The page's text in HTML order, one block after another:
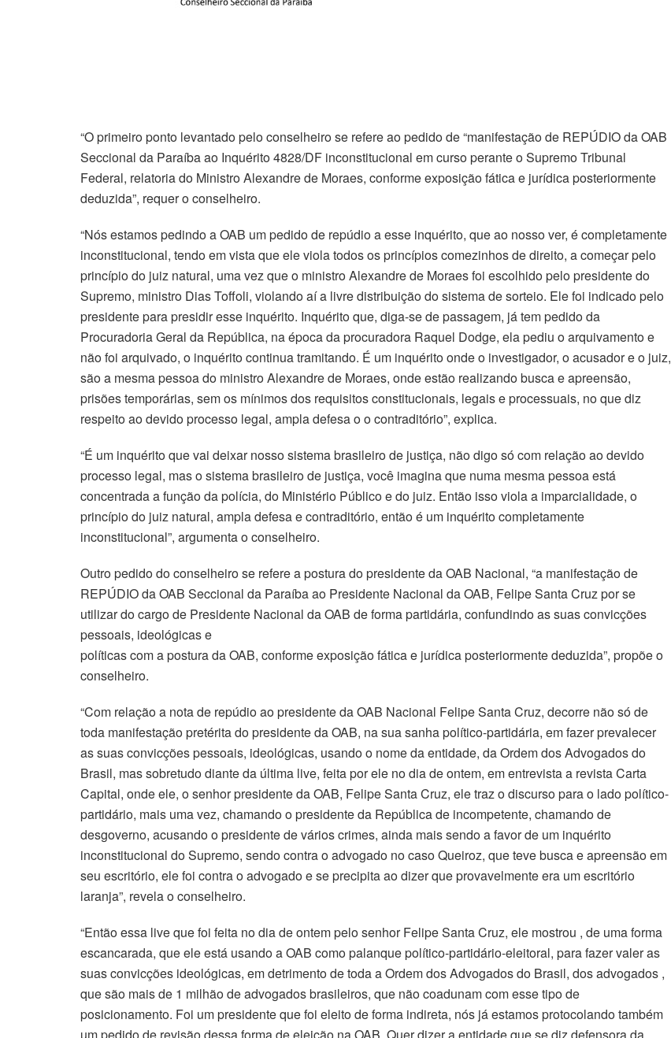
“O primeiro ponto levantado pelo conselheiro se refere ao pedido de “manifestação de REPÚDIO da OAB
Seccional da Paraíba ao Inquérito 4828/DF inconstitucional em curso perante o Supremo Tribunal
Federal, relatoria do Ministro Alexandre de Moraes, conforme exposição fática e jurídica posteriormente
deduzida”, requer o conselheiro.
“Nós estamos pedindo a OAB um pedido de repúdio a esse inquérito, que ao nosso ver, é completamente
inconstitucional, tendo em vista que ele viola todos os princípios comezinhos de direito, a começar pelo
princípio do juiz natural, uma vez que o ministro Alexandre de Moraes foi escolhido pelo presidente do
Supremo, ministro Dias Toffoli, violando aí a livre distribuição do sistema de sorteio. Ele foi indicado pelo
presidente para presidir esse inquérito. Inquérito que, diga-se de passagem, já tem pedido da
Procuradoria Geral da República, na época da procuradora Raquel Dodge, ela pediu o arquivamento e
não foi arquivado, o inquérito continua tramitando. É um inquérito onde o investigador, o acusador e o juiz,
são a mesma pessoa do ministro Alexandre de Moraes, onde estão realizando busca e apreensão,
prisões temporárias, sem os mínimos dos requisitos constitucionais, legais e processuais, no que diz
respeito ao devido processo legal, ampla defesa o o contraditório”, explica.
“É um inquérito que vai deixar nosso sistema brasileiro de justiça, não digo só com relação ao devido
processo legal, mas o sistema brasileiro de justiça, você imagina que numa mesma pessoa está
concentrada a função da polícia, do Ministério Público e do juiz. Então isso viola a imparcialidade, o
princípio do juiz natural, ampla defesa e contraditório, então é um inquérito completamente
inconstitucional”, argumenta o conselheiro.
Outro pedido do conselheiro se refere a postura do presidente da OAB Nacional, “a manifestação de
REPÚDIO da OAB Seccional da Paraíba ao Presidente Nacional da OAB, Felipe Santa Cruz por se
utilizar do cargo de Presidente Nacional da OAB de forma partidária, confundindo as suas convicções
pessoais, ideológicas e
políticas com a postura da OAB, conforme exposição fática e jurídica posteriormente deduzida”, propõe o
conselheiro.
“Com relação a nota de repúdio ao presidente da OAB Nacional Felipe Santa Cruz, decorre não só de
toda manifestação pretérita do presidente da OAB, na sua sanha político-partidária, em fazer prevalecer
as suas convicções pessoais, ideológicas, usando o nome da entidade, da Ordem dos Advogados do
Brasil, mas sobretudo diante da última live, feita por ele no dia de ontem, em entrevista a revista Carta
Capital, onde ele, o senhor presidente da OAB, Felipe Santa Cruz, ele traz o discurso para o lado político-
partidário, mais uma vez, chamando o presidente da República de incompetente, chamando de
desgoverno, acusando o presidente de vários crimes, ainda mais sendo a favor de um inquérito
inconstitucional do Supremo, sendo contra o advogado no caso Queiroz, que teve busca e apreensão em
seu escritório, ele foi contra o advogado e se precipita ao dizer que provavelmente era um escritório
laranja”, revela o conselheiro.
“Então essa live que foi feita no dia de ontem pelo senhor Felipe Santa Cruz, ele mostrou , de uma forma
escancarada, que ele está usando a OAB como palanque político-partidário-eleitoral, para fazer valer as
suas convicções ideológicas, em detrimento de toda a Ordem dos Advogados do Brasil, dos advogados ,
que são mais de 1 milhão de advogados brasileiros, que não coadunam com esse tipo de
posicionamento. Foi um presidente que foi eleito de forma indireta, nós já estamos protocolando também
um pedido de revisão dessa forma de eleição na OAB. Quer dizer a entidade que se diz defensora da